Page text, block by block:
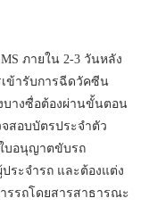
ภายใน 2-3 วันหลัง
เข้ารับการฉีดวัคซีน
บางซื่อต้องผ่านขั้นตอน
สอบบัตรประจำตัว
บอนุญาตขับรถ
ระจำรถ และต้องแต่ง
รรถโดยสารสาธารณะ